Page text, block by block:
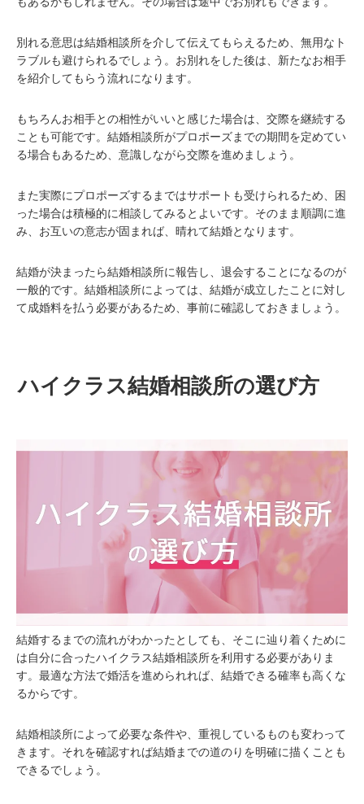
別れる意思は結婚相談所を介して伝えてもらえるため、無用なト
ラブルも避けられるでしょう。お別れをした後は、新たなお相手
を紹介してもらう流れになります。
もちろんお相手との相性がいいと感じた場合は、交際を継続する
ことも可能です。結婚相談所がプロポーズまでの期間を定めてい
る場合もあるため、意識しながら交際を進めましょう。
また実際にプロポーズするまではサポートも受けられるため、困
った場合は積極的に相談してみるとよいです。そのまま順調に進
み、お互いの意志が固まれば、晴れて結婚となります。
結婚が決まったら結婚相談所に報告し、退会することになるのが
一般的です。結婚相談所によっては、結婚が成立したことに対し
て成婚料を払う必要があるため、事前に確認しておきましょう。
ハイクラス結婚相談所の選び方
結婚するまでの流れがわかったとしても、そこに辿り着くために
は自分に合ったハイクラス結婚相談所を利用する必要がありま
す。最適な方法で婚活を進められれば、結婚できる確率も高くな
るからです。
結婚相談所によって必要な条件や、重視しているものも変わって
きます。それを確認すれば結婚までの道のりを明確に描くことも
できるでしょう。